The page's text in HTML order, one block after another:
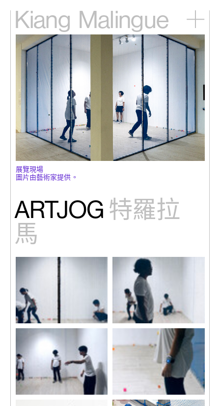
Kiang Malingue
主頁
展覽
藝術家
視頻
新訊
關於我們
English
ARTJOG 特羅拉
馬
展覽現場
圖片由藝術家提供。
展覽現場
圖片由藝術家提供。
展覽現場
圖片由藝術家提供。
展覽現場